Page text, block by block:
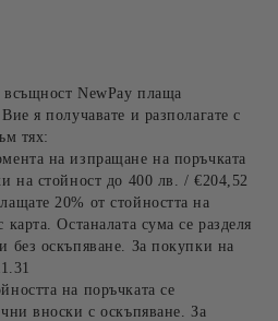
всъщност NewPay плаща
я получавате и разполагате с
тях:
на изпращане на поръчката
на стойност до 400 лв. / €204,52
20% от стойността на
Останалата сума се разделя
без оскъпяване. За покупки на
на поръчката се
вноски с оскъпяване. За